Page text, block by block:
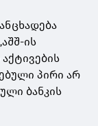
ის
პირი არ
ბანკის